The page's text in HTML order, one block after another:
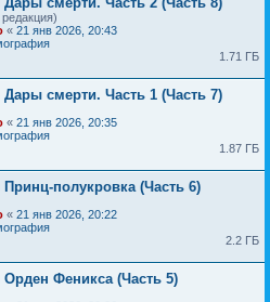
« 21 янв 2026, 20:43
1.71 ГБ
Дары смерти. Часть 1 (Часть 7)
« 21 янв 2026, 20:35
1.87 ГБ
полукровка (Часть 6)
« 21 янв 2026, 20:22
2.2 ГБ
Орден Феникса (Часть 5)